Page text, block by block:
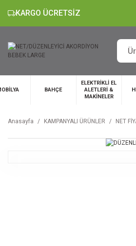
KARGO ÜCRETSİZ
BAHÇE
ELEKTRİKLİ EL
ALETLERİ &
MAKİNELER
Anasayfa KAMPANYALI ÜRÜNLER NET